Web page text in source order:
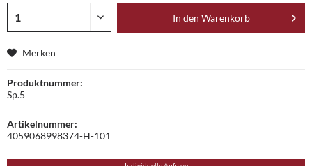
In den Warenkorb
Merken
Produktnummer:
Sp.5
Artikelnummer:
4059068998374-H-101